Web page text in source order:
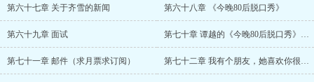
第六十七章 关于齐雪的新闻 第六十八章 《今晚80后脱口秀》
第六十九章 面试 第七十章 谭越的《今晚80后脱口秀》首秀
第七十一章 邮件（求月票求订阅） 第七十二章 我有个朋友，她喜欢你很久了